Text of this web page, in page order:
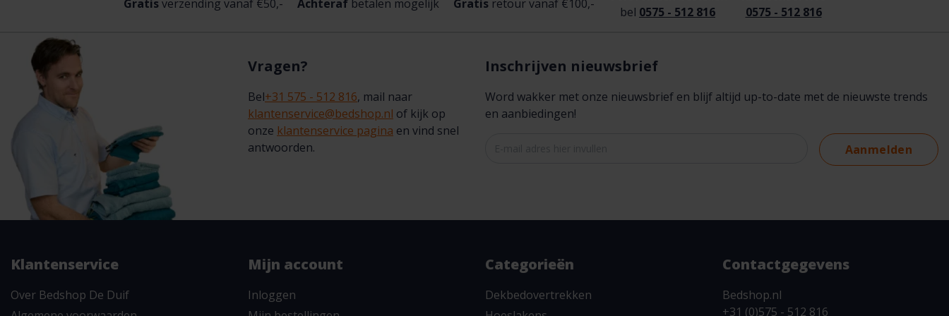
Gratisverzending vanaf €50,- Achterafbetalen mogelijk Gratisretour vanaf €100,-
bel 0575 - 512 816
0575 - 512 816
Vragen?
Bel+31 575 - 512 816, mail naar
klantenservice@bedshop.nl of kijk op
onze klantenservice pagina en vind snel
antwoorden.
Inschrijven nieuwsbrief
Word wakker met onze nieuwsbrief en blijf altijd up-to-date met de nieuwste trends
en aanbiedingen!
Aanmelden
Klantenservice
Over Bedshop De Duif
Mijn account
Inloggen
Categorieën
Dekbedovertrekken
Contactgegevens
Bedshop.nl
+31 (0)575 - 512 816